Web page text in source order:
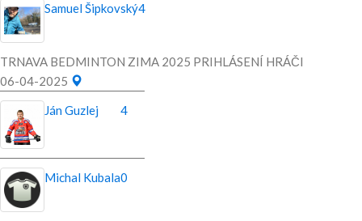
Samuel Šipkovský4
TRNAVA BEDMINTON ZIMA 2025 PRIHLÁSENÍ HRÁČI
06-04-2025
Ján Guzlej
4
Michal Kubala0